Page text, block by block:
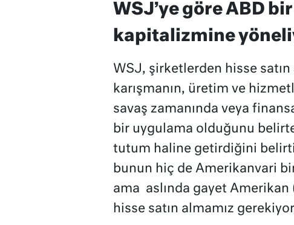
WSJ’ye göre ABD
kapitalizmine
WSJ, şirketlerden hisse
karışmanın, üretim ve
savaş zamanında veya
bir uygulama olduğunu
tutum haline getirdiğini
bunun hiç de Amerikanvari
ama aslında gayet
hisse satın almamız